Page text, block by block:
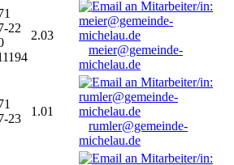
22
2.03
meier@gemeinde-
michelau.de
23
1.01
rumler@gemeinde-
michelau.de